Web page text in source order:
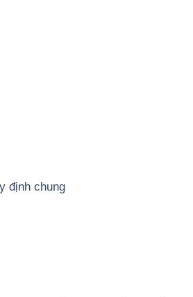
định chung